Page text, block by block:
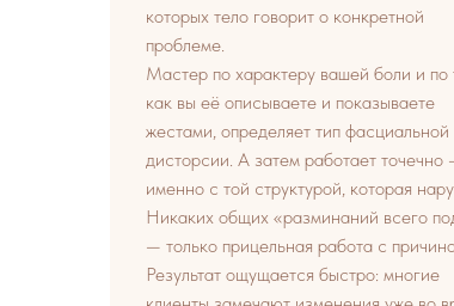
которых тело говорит о конкретной
проблеме.
Мастер по характеру вашей боли и по
как вы её описываете и показываете
жестами, определяет тип фасциальной
дисторсии. А затем работает точечно
именно с той структурой, которая
Никаких общих «разминаний всего
— только прицельная работа с
Результат ощущается быстро: многие